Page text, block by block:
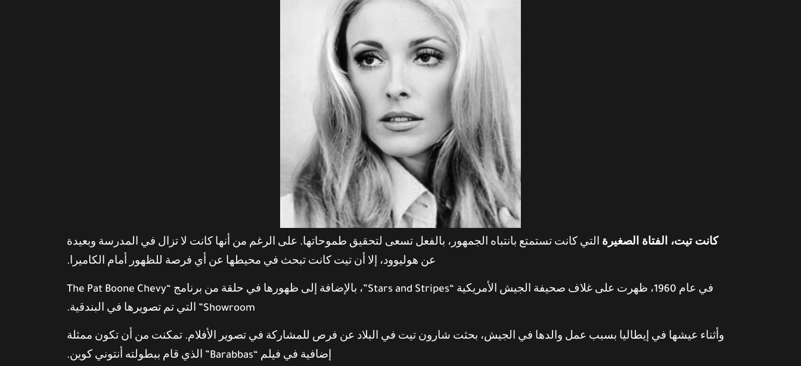
كانت تيت، الفتاة الصغيرة التي كانت تستمتع بانتباه الجمهور، بالفعل تسعى لتحقيق طموحاتها. على الرغم من أنها كانت لا تزال في المدرسة وبعيدة
عن هوليوود، إلا أن تيت كانت تبحث في محيطها عن أي فرصة للظهور أمام الكاميرا.
في عام 1960، ظهرت على غلاف صحيفة الجيش الأمريكية “Stars and Stripes”، بالإضافة إلى ظهورها في حلقة من برنامج “The Pat Boone Chevy
Showroom” التي تم تصويرها في البندقية.
وأثناء عيشها في إيطاليا بسبب عمل والدها في الجيش، بحثت شارون تيت في البلاد عن فرص للمشاركة في تصوير الأفلام. تمكنت من أن تكون ممثلة
إضافية في فيلم “Barabbas” الذي قام ببطولته أنتوني كوين.